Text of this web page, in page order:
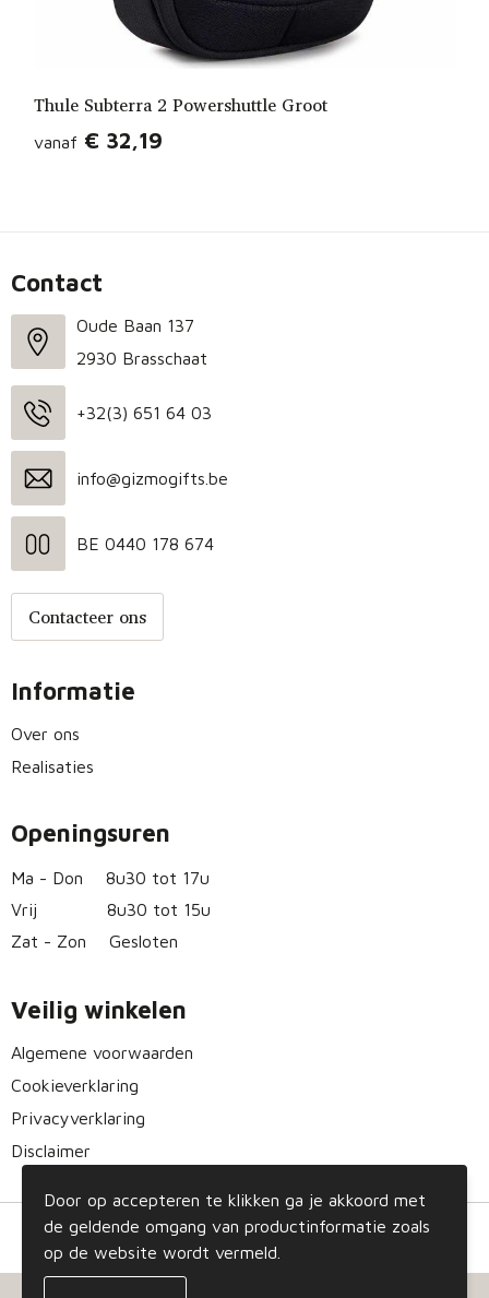
Thule Subterra 2 Powershuttle Groot
vanaf € 32,19
Contact
Oude Baan 137
2930 Brasschaat
+32(3) 651 64 03
info@gizmogifts.be
BE 0440 178 674
Contacteer ons
Informatie
Over ons
Realisaties
Openingsuren
Ma - Don
8u30 tot 17u
Vrij
8u30 tot 15u
Zat - Zon
Gesloten
Veilig winkelen
Algemene voorwaarden
Cookieverklaring
Privacyverklaring
Disclaimer
Door op accepteren te klikken ga je akkoord met
de geldende omgang van productinformatie zoals
op de website wordt vermeld.